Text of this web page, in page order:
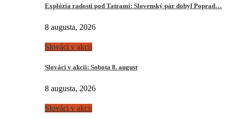
Explózia radosti pod Tatrami: Slovenský pár dobyl Poprad…
8 augusta, 2026
Slováci v akcii
Slováci v akcii: Sobota 8. august
8 augusta, 2026
Slováci v akcii